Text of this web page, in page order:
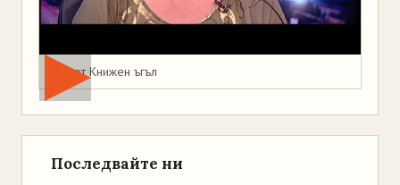
Мая от Книжен ъгъл
Последвайте ни